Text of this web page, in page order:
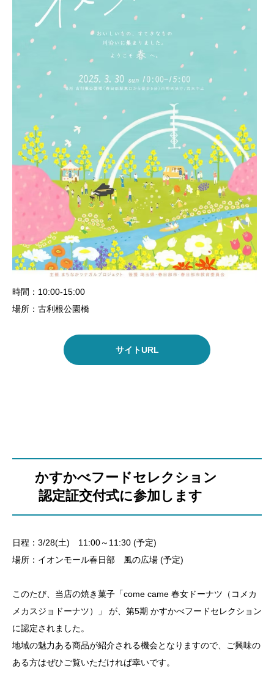
時間：10:00-15:00
場所：古利根公園橋
サイトURL
かすかべフードセレクション
認定証交付式に参加します
日程：3/28(土) 11:00～11:30 (予定)
場所：イオンモール春日部 風の広場 (予定)
このたび、当店の焼き菓子「come came 春女ドーナツ（コメカ
メカスジョドーナツ）」 が、第5期 かすかべフードセレクション
に認定されました。
地域の魅力ある商品が紹介される機会となりますので、ご興味の
ある方はぜひご覧いただければ幸いです。